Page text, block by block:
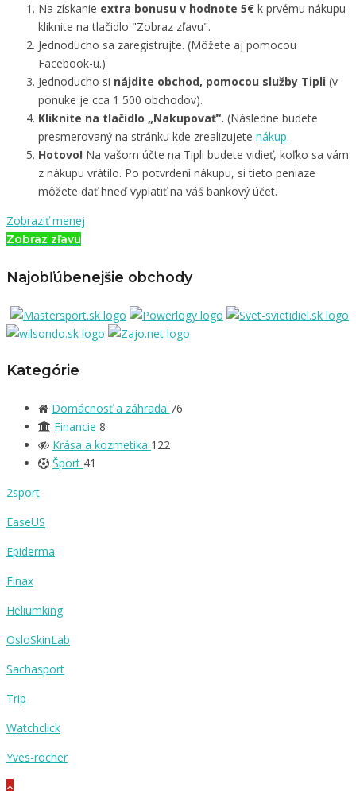
Na získanie extra bonusu v hodnote 5€ k prvému nákupu
kliknite na tlačidlo "Zobraz zľavu".
Jednoducho sa zaregistrujte. (Môžete aj pomocou
Facebook-u.)
Jednoducho si nájdite obchod, pomocou služby Tipli (v
ponuke je cca 1 500 obchodov).
Kliknite na tlačidlo „Nakupovať“. (Následne budete
presmerovaný na stránku kde zrealizujete nákup.
Hotovo! Na vašom účte na Tipli budete vidieť, koľko sa vám
z nákupu vrátilo. Po potvrdení nákupu, si tieto peniaze
môžete dať hneď vyplatiť na váš bankový účet.
Zobraziť menej
Zobraz zľavu
Najobľúbenejšie obchody
Kategórie
Domácnosť a záhrada 76
Financie 8
Krása a kozmetika 122
Šport 41
2sport
EaseUS
Epiderma
Finax
Heliumking
OsloSkinLab
Sachasport
Trip
Watchclick
Yves-rocher